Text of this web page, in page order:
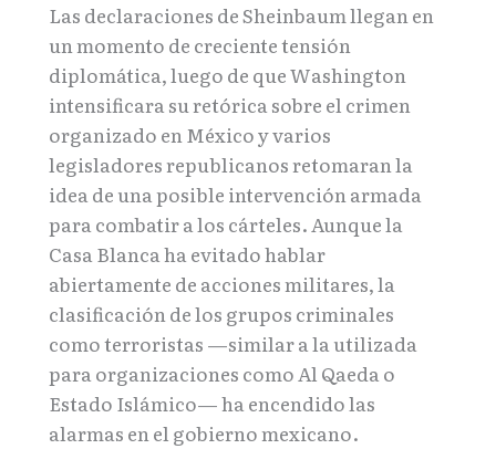
Las declaraciones de Sheinbaum llegan en
un momento de creciente tensión
diplomática, luego de que Washington
intensificara su retórica sobre el crimen
organizado en México y varios
legisladores republicanos retomaran la
idea de una posible intervención armada
para combatir a los cárteles. Aunque la
Casa Blanca ha evitado hablar
abiertamente de acciones militares, la
clasificación de los grupos criminales
como terroristas —similar a la utilizada
para organizaciones como Al Qaeda o
Estado Islámico— ha encendido las
alarmas en el gobierno mexicano.